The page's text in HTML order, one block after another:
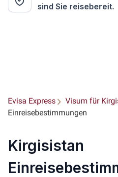
sind Sie reisebereit.
Evisa Express
Visum für
Einreisebestimmungen
Kirgisistan